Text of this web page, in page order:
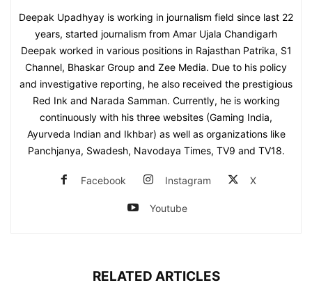
Deepak Upadhyay is working in journalism field since last 22
years, started journalism from Amar Ujala Chandigarh
Deepak worked in various positions in Rajasthan Patrika, S1
Channel, Bhaskar Group and Zee Media. Due to his policy
and investigative reporting, he also received the prestigious
Red Ink and Narada Samman. Currently, he is working
continuously with his three websites (Gaming India,
Ayurveda Indian and Ikhbar) as well as organizations like
Panchjanya, Swadesh, Navodaya Times, TV9 and TV18.
Facebook Instagram X
Youtube
RELATED ARTICLES